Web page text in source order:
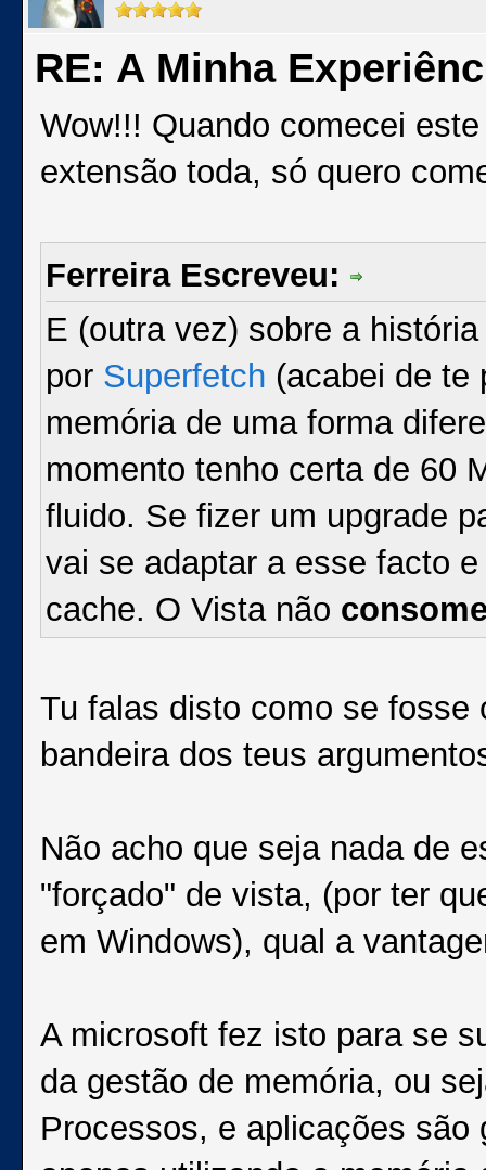
RE: A Minha
Wow!!! Quando comecei
extensão toda, só quero
Ferreira Escreveu:
E (outra vez) sobre a
por Superfetch (acabei de te
memória de uma forma
momento tenho certa de 60
fluido. Se fizer um upgrade
vai se adaptar a esse facto
cache. O Vista não
Tu falas disto como se fosse
bandeira dos teus
Não acho que seja nada de
"forçado" de vista, (por ter
em Windows), qual a
A microsoft fez isto para se
da gestão de memória, ou
Processos, e aplicações